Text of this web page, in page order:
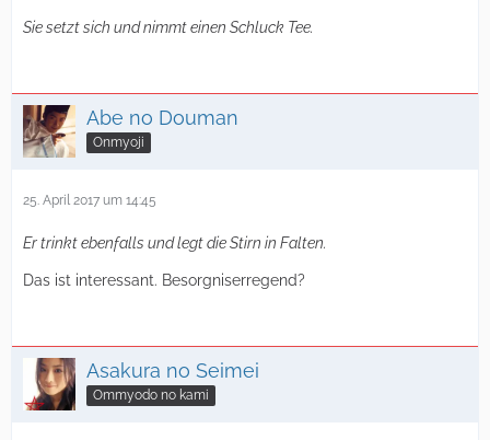
Sie setzt sich und nimmt einen Schluck Tee.
Abe no Douman
Onmyoji
25. April 2017 um 14:45
Er trinkt ebenfalls und legt die Stirn in Falten.
Das ist interessant. Besorgniserregend?
Asakura no Seimei
Ommyodo no kami